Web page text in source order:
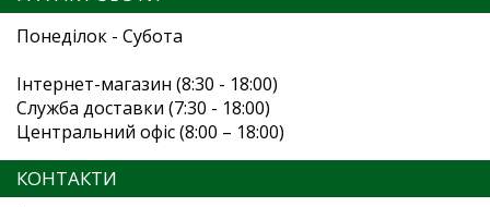
Понеділок - Субота
Інтернет-магазин (8:30 - 18:00)
Служба доставки (7:30 - 18:00)
Центральний офіс (8:00 – 18:00)
КОНТАКТИ